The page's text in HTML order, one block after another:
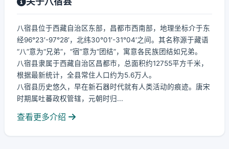
八宿县位于西藏自治区东部，昌都市西南部，地理坐标介于东
经96°23′-97°28′，北纬30°01′-31°04′之间。其名称源于藏语
“八”意为“兄弟”，“宿”意为“团结”，寓意各民族团结如兄弟。
八宿县隶属于西藏自治区昌都市，总面积约12755平方千米，
根据最新统计，全县常住人口约为5.6万人。
八宿县历史悠久，早在新石器时代就有人类活动的痕迹。唐宋
时期属吐蕃政权管辖，元朝时归...
查看更多介绍